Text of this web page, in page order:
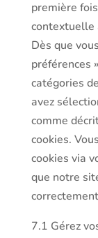
divers
première
contextuelle
Dès que
préférences
catégories
avez
comme
cookies.
cookies via
que notre
7.1 Gérez